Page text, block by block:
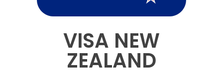
VISA NEW
ZEALAND